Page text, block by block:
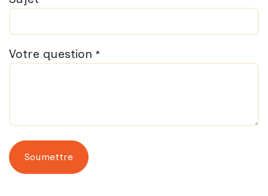
Votre question *
Soumettre